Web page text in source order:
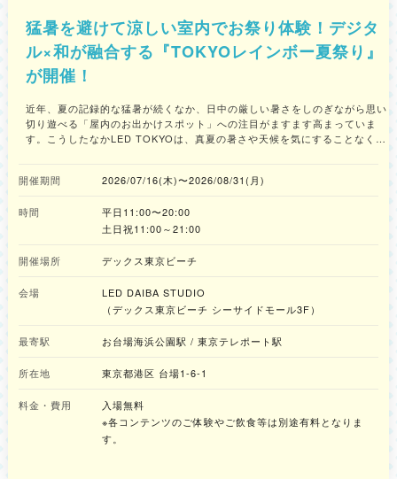
猛暑を避けて涼しい室内でお祭り体験！デジタ
ル×和が融合する『TOKYOレインボー夏祭り』
が開催！
近年、夏の記録的な猛暑が続くなか、日中の厳しい暑さをしのぎながら思い
切り遊べる「屋内のお出かけスポット」への注目がますます高まっていま
す。こうしたなかLED TOKYOは、真夏の暑さや天候を気にすることなく、
しさと、現代のテクノロジーが融合した、魅力的な「屋内型お祭りスポッ
ビジョンが映し出す大迫力のデジタル花火をはじめ、多彩な演出を取り入れ
た輪投げ、射的などの屋台や、プレイヤーの動きと連動する体感型ゲームな
夏休みに涼しく快適に遊べる場所を探しているファミリー層をはじめ、フォ
祭り文化」をアートとして体験したい海外からの来場者まで、年齢や国籍を
問わず、誰もが日常を忘れて心躍る特別なひとときを過ごせます。リアルと
デジタルが融合した新感覚の体験を楽しみに、会場へ足を運んでみてはいか
が彩る、エモくて涼しい“デジタル和空間” 会場内には、やぐらや提灯といっ
が連動した、新感覚の没入型空間が広がります。屋内でありながら、大迫力
しい映像が会場全体を鮮やかに彩ります。どこを切り取ってもSNS映えバツ
グン！お気に入りのお出かけコーデで、フォトジェニックな夏の思い出を残
開催期間 2026/07/16(木)〜2026/08/31(月)
時間
平日11:00〜20:00
土日祝11:00～21:00
開催場所 デックス東京ビーチ
会場
LED DAIBA STUDIO
（デックス東京ビーチ シーサイドモール3F）
最寄駅 お台場海浜公園駅 / 東京テレポート駅
所在地 東京都港区 台場1-6-1
料金・費用
入場無料
※各コンテンツのご体験やご飲食等は別途有料となりま
す。